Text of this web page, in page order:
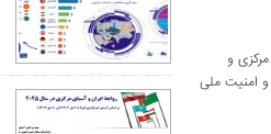
و
و امنیت ملی